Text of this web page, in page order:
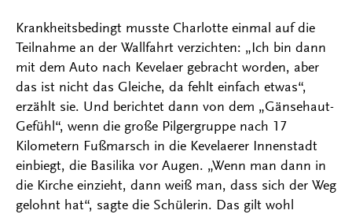
Krankheitsbedingt musste Charlotte einmal auf die
Teilnahme an der Wallfahrt verzichten: „Ich bin dann
mit dem Auto nach Kevelaer gebracht worden, aber
das ist nicht das Gleiche, da fehlt einfach etwas“,
erzählt sie. Und berichtet dann von dem „Gänsehaut-
Gefühl“, wenn die große Pilgergruppe nach 17
Kilometern Fußmarsch in die Kevelaerer Innenstadt
einbiegt, die Basilika vor Augen. „Wenn man dann in
die Kirche einzieht, dann weiß man, dass sich der Weg
gelohnt hat“, sagte die Schülerin. Das gilt wohl